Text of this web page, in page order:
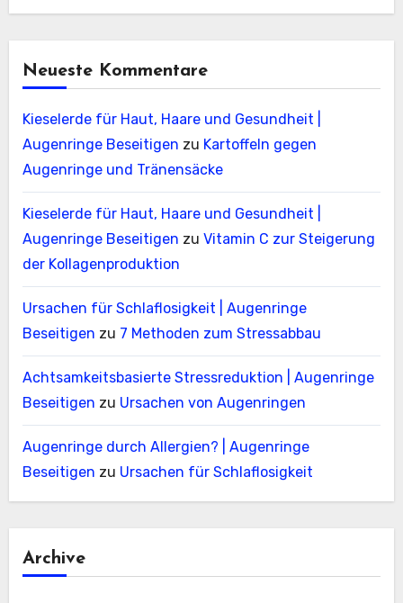
Neueste Kommentare
Kieselerde für Haut, Haare und Gesundheit |
Augenringe Beseitigen zu Kartoffeln gegen
Augenringe und Tränensäcke
Kieselerde für Haut, Haare und Gesundheit |
Augenringe Beseitigen zu Vitamin C zur Steigerung
der Kollagenproduktion
Ursachen für Schlaflosigkeit | Augenringe
Beseitigen zu 7 Methoden zum Stressabbau
Achtsamkeitsbasierte Stressreduktion | Augenringe
Beseitigen zu Ursachen von Augenringen
Augenringe durch Allergien? | Augenringe
Beseitigen zu Ursachen für Schlaflosigkeit
Archive